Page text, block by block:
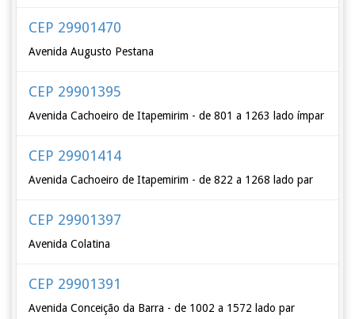
CEP 29901470
Avenida Augusto Pestana
CEP 29901395
Avenida Cachoeiro de Itapemirim - de 801 a 1263 lado ímpar
CEP 29901414
Avenida Cachoeiro de Itapemirim - de 822 a 1268 lado par
CEP 29901397
Avenida Colatina
CEP 29901391
Avenida Conceição da Barra - de 1002 a 1572 lado par